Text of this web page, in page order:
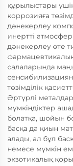
құрылыстары
коррозияға
дәнекерлеу
инертті
дәнекерлеу өте
салаларында
төзімділік
Әртүрлі
мүмкіндіктер
болатқа, шойын
басқа да қиын
алады, ал бұл
немесе мүмкін
экзотикалық